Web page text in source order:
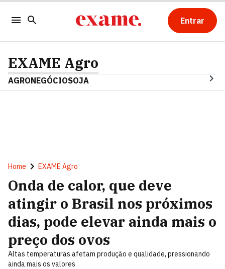
Entrar
EXAME Agro
AGRONEGÓCIOSOJA
Home EXAME Agro
Onda de calor, que deve
atingir o Brasil nos próximos
dias, pode elevar ainda mais o
preço dos ovos
Altas temperaturas afetam produção e qualidade, pressionando
ainda mais os valores